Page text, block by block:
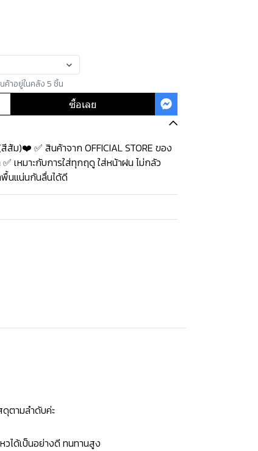
ค้าอยู่ในคลัง 5 ชิ้น
ซื้อเลย
ม)❤️ ✅ สินค้าจาก OFFICIAL STORE ของ
เหมาะกับการใส่ทุกฤดู ใส่หน้าฝน ไม่กลัว
พื้นแน่นกันลื่นได้ดี
ตามลำดับค่ะ
ได้เป็นอย่างดี ทนทานสูง